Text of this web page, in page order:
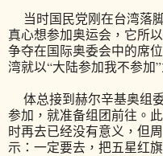
当时国民党刚在台湾落
真心想参加奥运会，它所
争夺在国际奥委会中的席
湾就以“大陆参加我不参加
体总接到赫尔辛基奥组
参加，就准备组团前往。
时再去已经没有意义，但
示：一定要去，把五星红